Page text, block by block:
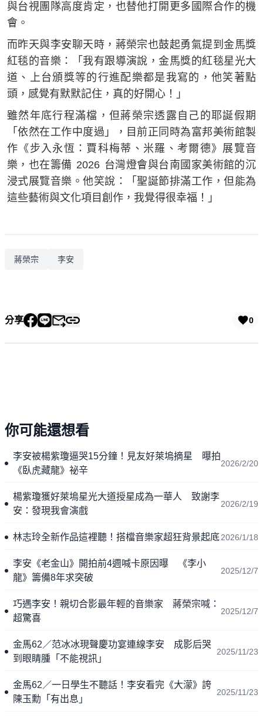
與台視團隊高度肯定，也替他打開更多國際合作的機
會。
而昨天與李安聊天時，蔣榮宗也鼓起勇氣提到金馬獎
紅毯的音樂：「我有跟導演說，金馬獎的紅毯星光大
道、上台頒獎等的行進配樂都是我寫的，他笑著點
頭，感覺有默默記住，真的好開心！」
雖然年底行程滿檔，但蔣榮宗透露自己的耶誕假期
「依然在工作中度過」，目前正同時為富邦美術館製
作《步入永恆：賈科梅蒂、米羅、考爾德》展覽音
樂，也在籌備 2026 台灣燈會與台南國家美術館的沉
浸式展覽音樂。他笑說：「聖誕節排滿工作，但能為
這些藝術與文化項目創作，我覺得很幸福！」
蔣榮宗 李安
分享 0
你可能還想看
李安被楊紫瓊逼哭15分鐘！見友好萊塢摘星 曝拍
《臥虎藏龍》祕辛
2026/2/20
楊紫瓊獲好萊塢星光大道授星成為一華人 致謝李
安：發現我會演戲
2026/2/19
林志玲全新作品這裡聽！搭檔音樂家超狂背景起底2026/1/18
李安《老金山》開拍前4週喊卡原因曝 《李小
龍》籌備8年求突破
2025/12/7
巧遇李安！親切合影最年輕的音樂家 蔣榮宗喊：
超驚喜
2025/12/7
金馬62／范冰冰現聲慶功宴連線李安 成影后哭
到眼睛腫「不能視訊」
2025/11/23
金馬62／一日學生不聽話！李安看完《大濛》誇
陳玉勳「有出息」
2025/11/23